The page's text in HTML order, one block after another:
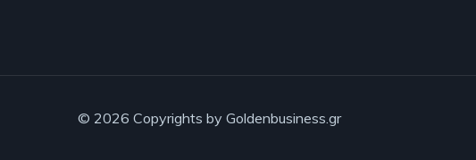
© 2026 Copyrights by Goldenbusiness.gr